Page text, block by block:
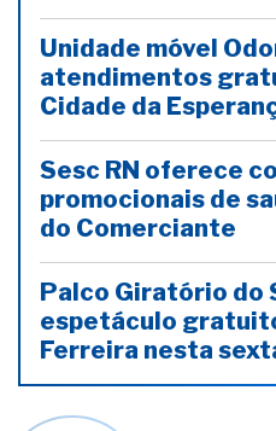
Unidade móvel
atendimentos
Cidade da
Sesc RN oferece
promocionais de
do Comerciante
Palco Giratório do
espetáculo
Ferreira nesta